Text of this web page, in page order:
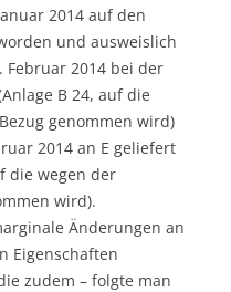
2014 auf den
und ausweislich
Februar 2014 bei der
B 24, auf die
genommen wird)
2014 an E geliefert
die wegen der
wird).
Änderungen an
Eigenschaften
zudem – folgte man